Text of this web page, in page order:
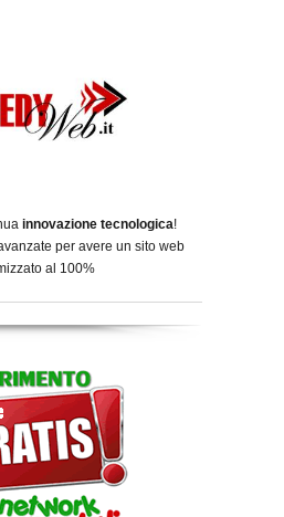
innovazione tecnologica!
per avere un sito web
al 100%